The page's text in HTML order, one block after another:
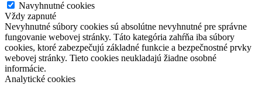
Navyhnutné cookies
Vždy zapnuté
Nevyhnutné súbory cookies sú absolútne nevyhnutné pre správne
fungovanie webovej stránky. Táto kategória zahŕňa iba súbory
cookies, ktoré zabezpečujú základné funkcie a bezpečnostné prvky
webovej stránky. Tieto cookies neukladajú žiadne osobné
informácie.
Analytické cookies